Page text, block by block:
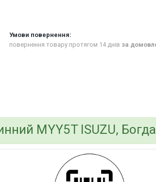
повернення товару протягом 14 днів за
MYY5T ISUZU,